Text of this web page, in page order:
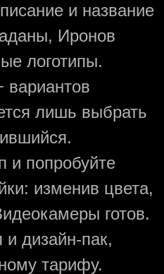
и название
Иронов
логотипы.
вариантов
лишь выбрать
и попробуйте
изменив цвета,
готов.
и дизайн-пак,
тарифу.